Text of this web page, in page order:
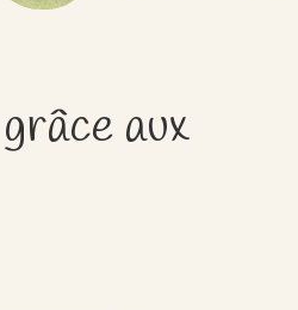
aux